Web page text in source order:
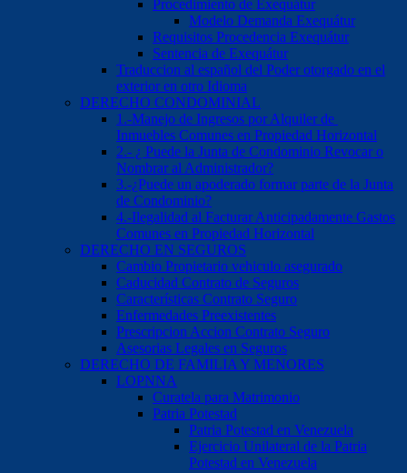
Procedimiento de Exequátur
Modelo Demanda Exequátur
Requisitos Procedencia Exequátur
Sentencia de Exequátur
Traduccion al español del Poder otorgado en el
exterior en otro Idioma
DERECHO CONDOMINIAL
1.-Manejo de Ingresos por Alquiler de
Inmuebles Comunes en Propiedad Horizontal
2.- ¿ Puede la Junta de Condominio Revocar o
Nombrar al Administrador?
3.-¿Puede un apoderado formar parte de la Junta
de Condominio?
4.-Ilegalidad al Facturar Anticipadamente Gastos
Comunes en Propiedad Horizontal
DERECHO EN SEGUROS
Cambio Propietario vehiculo asegurado
Caducidad Contrato de Seguros
Características Contrato Seguro
Enfermedades Preexistentes
Prescripcion Accion Contrato Seguro
Asesorias Legales en Seguros
DERECHO DE FAMILIA Y MENORES
LOPNNA
Curatela para Matrimonio
Patria Potestad
Patria Potestad en Venezuela
Ejercicio Unilateral de la Patria
Potestad en Venezuela